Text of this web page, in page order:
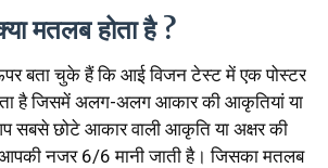
मतलब होता है ?
बता चुके हैं कि आई विजन टेस्ट में एक पोस्टर
है जिसमें अलग-अलग आकार की आकृतियां या
सबसे छोटे आकार वाली आकृति या अक्षर की
नजर 6/6 मानी जाती है। जिसका मतलब